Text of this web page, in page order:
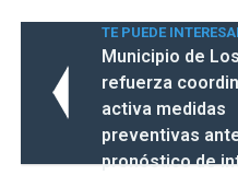
TE PUEDE
Municipio de
refuerza
activa medidas
preventivas
pronóstico de